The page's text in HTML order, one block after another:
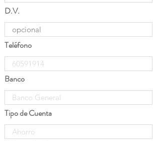
D.V.
Teléfono
Banco
Tipo de Cuenta